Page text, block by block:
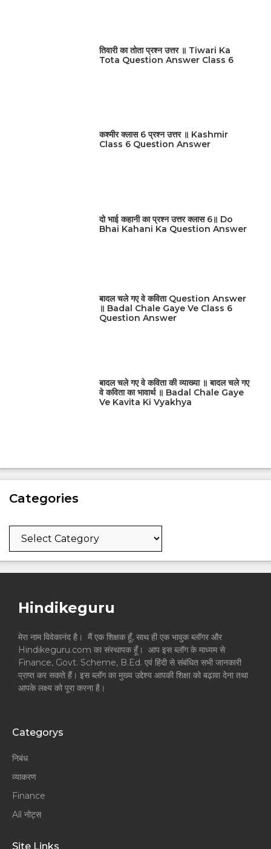
तिवारी का तोता प्रश्न उत्तर ॥ Tiwari Ka
Tota Question Answer Class 6
कश्मीर क्लास 6 प्रश्न उत्तर ॥ Kashmir
Class 6 Question Answer
दो भाई कहानी का प्रश्न उत्तर क्लास 6॥ Do
Bhai Kahani Ka Question Answer
बादल चले गए वे कविता Question Answer
॥ Badal Chale Gaye Ve Class 6
Question Answer
बादल चले गए वे कविता की व्याख्या ॥ बादल चले गए
वे कविता का भावार्थ ॥ Badal Chale Gaye
Ve Kavita Ki Vyakhya
Categories
Categories
Hindikeguru
मेरा नाम विवेकानंद है। मैं एक शिक्षक हूँ, साथ ही एक भावुक ब्लॉगर और
Hindikeguru.com का संस्थापक हूँ। आप इस ब्लॉग के माध्यम से
Finance, Govt. Scheme, B.Ed. एवं हिंदी से संबंधित सभी जानकारी
प्राप्त कर सकते हैं। इस ब्लॉग का मुख्य उद्देश्य आपकी शिक्षा को बढ़ावा देना तथा
आपके लक्ष्य को पूरा करना है।
Categorys
निबंध
व्याकरण
Finance
All नोट्स
Site Links